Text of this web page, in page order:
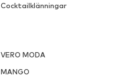
Cocktailklänningar
VERO MODA
MANGO